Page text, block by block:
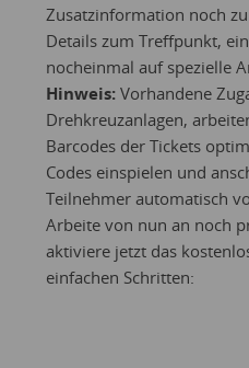
Zusatzinformation noch
Details zum Treffpunkt,
nocheinmal auf spezielle
Hinweis:Vorhandene
Drehkreuzanlagen,
Barcodes der Tickets
Codes einspielen und
Teilnehmer automatisch
Arbeite von nun an noch
aktiviere jetzt das
einfachen Schritten: